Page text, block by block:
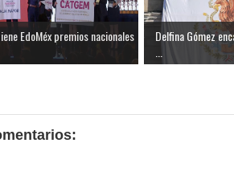
EdoMéx premios nacionales
Delfina Gómez